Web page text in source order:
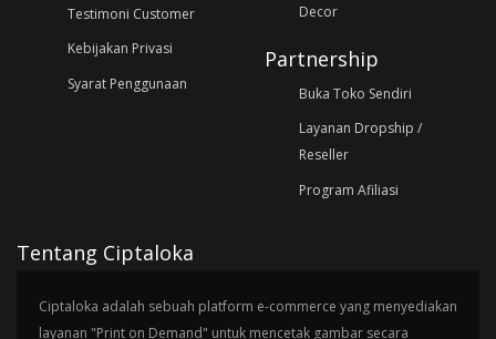
Testimoni Customer
Kebijakan Privasi
Syarat Penggunaan
Decor
Partnership
Buka Toko Sendiri
Layanan Dropship /
Reseller
Program Afiliasi
Tentang Ciptaloka
Ciptaloka adalah sebuah platform e-commerce yang menyediakan
layanan "Print on Demand" untuk mencetak gambar secara